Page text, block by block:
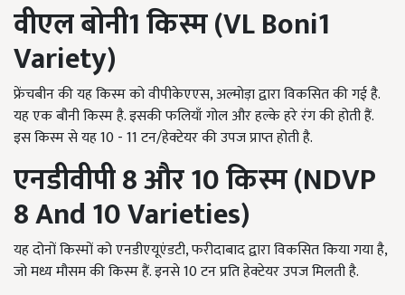
वीएल बोनी1 किस्म (VL Boni1
Variety)
फ्रेंचबीन की यह किस्म को वीपीकेएएस, अल्मोड़ा द्वारा विकसित की गई है.
यह एक बौनी किस्म है. इसकी फलियाँ गोल और हल्के हरे रंग की होती हैं.
इस किस्म से यह 10 - 11 टन/हेक्टेयर की उपज प्राप्त होती है.
एनडीवीपी 8 और 10 किस्म (NDVP
8And10Varieties)
यह दोनों किस्मों को एनडीएयूएंडटी, फरीदाबाद द्वारा विकसित किया गया है,
जो मध्य मौसम की किस्म हैं. इनसे 10 टन प्रति हेक्टेयर उपज मिलती है.